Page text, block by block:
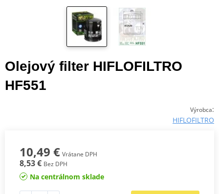
Olejový filter HIFLOFILTRO
HF551
Výrobca:
HIFLOFILTRO
10,49 € Vrátane DPH
8,53 € Bez DPH
Na centrálnom sklade